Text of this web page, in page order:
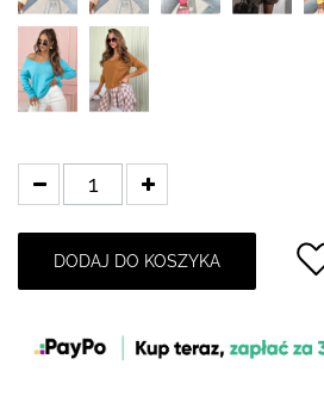
DODAJ DO KOSZYKA